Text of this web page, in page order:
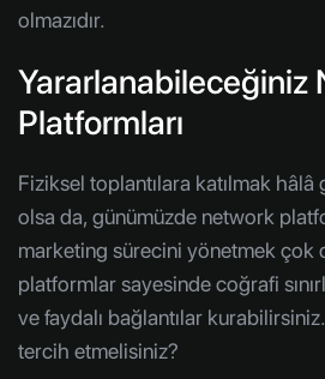
olmazıdır.
Yararlanabileceğiniz
Platformları
Fiziksel toplantılara katılmak
olsa da, günümüzde network
marketing sürecini yönetmek çok
platformlar sayesinde coğrafi
ve faydalı bağlantılar
tercih etmelisiniz?